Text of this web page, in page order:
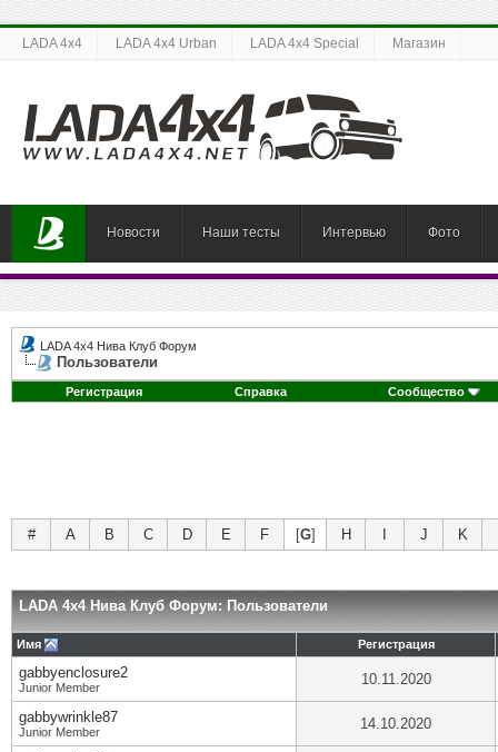
LADA 4x4 LADA 4x4 Urban LADA 4x4 Special Магазин
Новости Наши тесты Интервью Фото
LADA 4x4 Нива Клуб Форум
Пользователи
Регистрация Справка Сообщество
# A B C D E F [G] H J K
LADA 4x4 Нива Клуб Форум: Пользователи
Имя Регистрация
gabbyenclosure2
Junior Member 10.11.2020
gabbywrinkle87
Junior Member 14.10.2020